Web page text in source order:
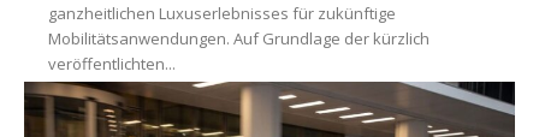
ganzheitlichen Luxuserlebnisses für zukünftige
Mobilitätsanwendungen. Auf Grundlage der kürzlich
veröffentlichten...